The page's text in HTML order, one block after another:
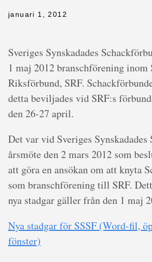
januari 1, 2012
Sveriges Synskadades
1 maj 2012 branschförening inom
Riksförbund, SRF.
detta beviljades vid SRF:s
den 26-27 april.
Det var vid Sveriges Synskadades
årsmöte den 2 mars 2012 som
att göra en ansökan om att knyta
som branschförening till SRF.
nya stadgar gäller från den 1 maj
Nya stadgar för SSSF (Word-fil,
fönster)